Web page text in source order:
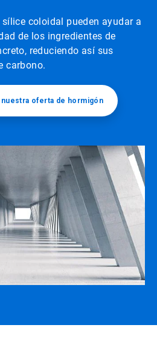
coloidal pueden ayudar a
de los ingredientes de
reduciendo así sus
carbono.
oferta de hormigón